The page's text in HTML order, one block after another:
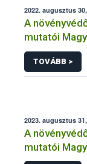
2022. augusztus
A
mutatói
TOVÁBB >
2023. augusztus
A
mutatói